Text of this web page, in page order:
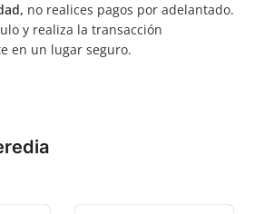
no realices pagos por adelantado.
y realiza la transacción
en un lugar seguro.